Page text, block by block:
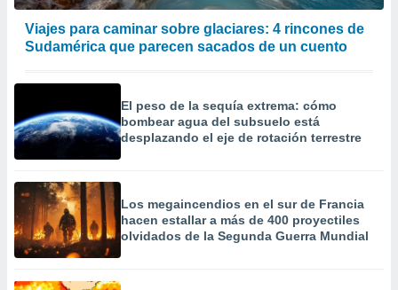
Viajes para caminar sobre glaciares: 4 rincones de
Sudamérica que parecen sacados de un cuento
El peso de la sequía extrema: cómo
bombear agua del subsuelo está
desplazando el eje de rotación terrestre
Los megaincendios en el sur de Francia
hacen estallar a más de 400 proyectiles
olvidados de la Segunda Guerra Mundial